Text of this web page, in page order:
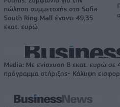
πώληση συμμετοχής στο Sofia
South Ring Mall έναντι 49,35
εκατ. ευρώ
Media: Με ενίσχυση 8 εκατ. ευρώ σε
πρόγραμμα στήριξης- Κάλυψη